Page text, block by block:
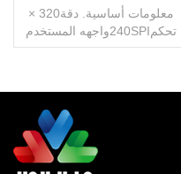
الصين الصانع
معلومات أساسية. دقة320 ×
240واجهه المستخدمSPIتحكم
ICILI9324CAA46.75 × 35.06
TNدرجة الحرارة التشغيل.-20
درجة ~ 70 درجة مئويةحجم
التشغيل2.8 فولتلوحة